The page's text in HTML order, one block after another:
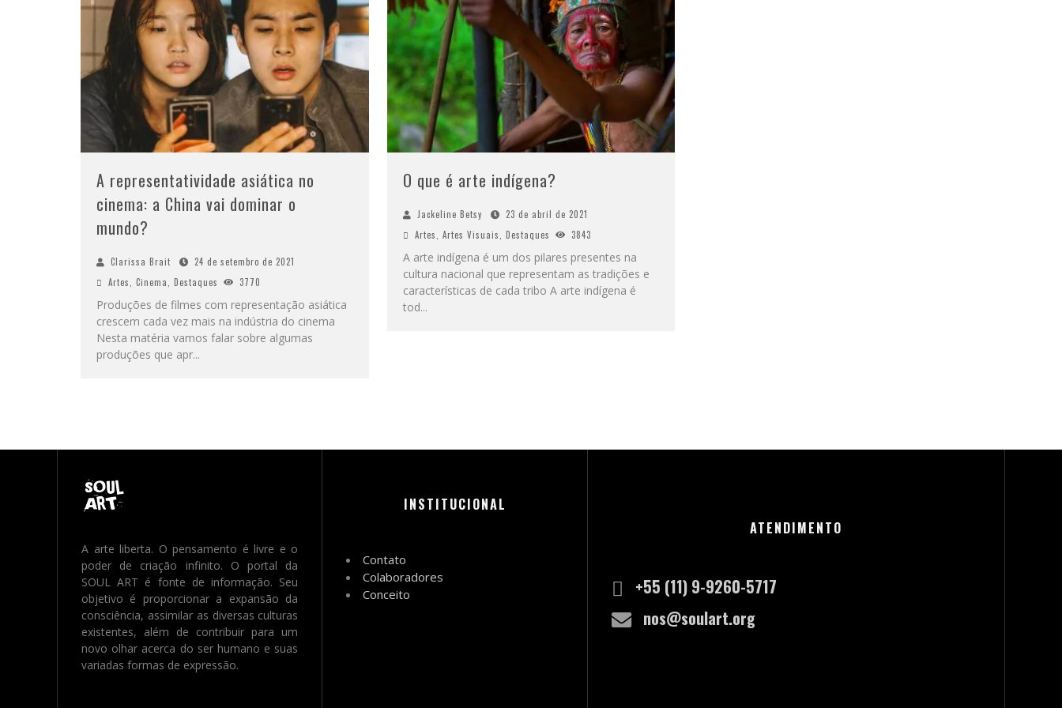
A representatividade asiática no
cinema: a China vai dominar o
mundo?
Clarissa Brait
24 de setembro de 2021
Artes
Cinema Destaques 3770
Produções de filmes com representação asiática
crescem cada vez mais na indústria do cinema
Nesta matéria vamos falar sobre algumas
produções que apr...
O que é arte indígena?
Jackeline Betsy
23 de abril de 2021
Artes
Artes Visuais Destaques 3843
A arte indígena é um dos pilares presentes na
cultura nacional que representam as tradições e
características de cada tribo A arte indígena é
tod...
A arte liberta. O pensamento é livre e o
poder de criação infinito. O portal da
SOUL ART é fonte de informação. Seu
objetivo é proporcionar a expansão da
consciência, assimilar as diversas culturas
existentes, além de contribuir para um
novo olhar acerca do ser humano e suas
variadas formas de expressão.
INSTITUCIONAL
Contato
Colaboradores
Conceito
ATENDIMENTO
+55 (11) 9-9260-5717
nos@soulart.org